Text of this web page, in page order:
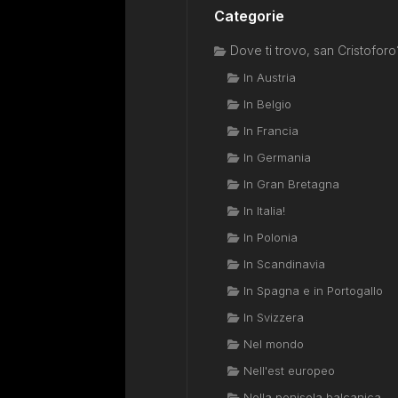
Categorie
Dove ti trovo, san
In Austria
In Belgio
In Francia
In Germania
In Gran Bretagna
In Italia!
In Polonia
In Scandinavia
In Spagna e in Portogallo
In Svizzera
Nel mondo
Nell'est europeo